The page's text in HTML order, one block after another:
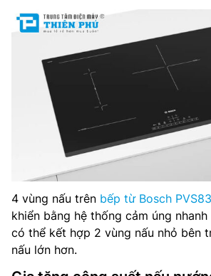
Nhà sản xuất: Bosch
Xuất xứ: Tây Ban Nha
4 vùng nấu trên bếp từ Bosch
khiển bằng hệ thống cảm úng
có thể kết hợp 2 vùng nấu nhỏ bên
nấu lớn hơn.